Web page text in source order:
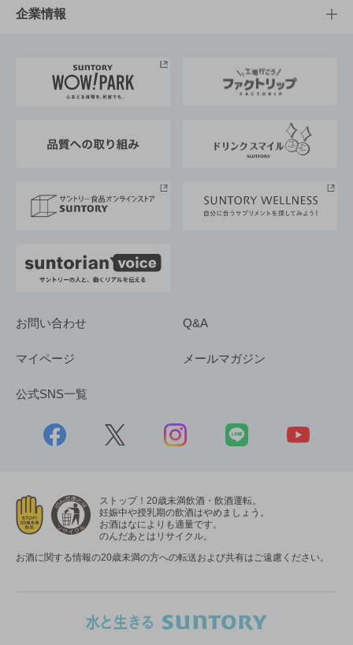
栄養成分一覧
工場見学
地域情報
サントリーホール
サントリーサンバーズ大阪
サステナビリティTOP
サントリーが考えるサステナビリティ経営
企業情報
企業概要
採用情報
お問い合わせ Q&A
マイページ メールマガジン
公式SNS一覧
ストップ！20歳未満飲酒・飲酒運転。
妊娠中や授乳期の飲酒はやめましょう。
お酒はなによりも適量です。
のんだあとはリサイクル。
お酒に関する情報の20歳未満の方への転送および共有はご遠慮ください。